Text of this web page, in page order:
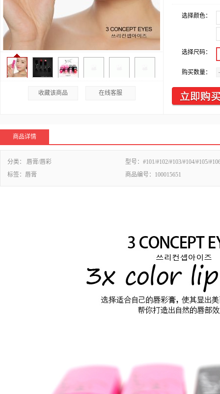
收藏该商品 在线客服
选择颜色：
选择尺码：
购买数量：
商品详情
分类： 唇膏/唇彩 型号： #101/#102/#103/#104/#105/#106/#107/
标签： 唇膏 商品编号： 100015651